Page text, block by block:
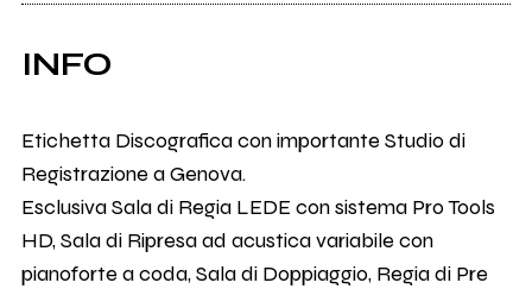
INFO
Etichetta Discografica con importante Studio di
Registrazione a Genova.
Esclusiva Sala di Regia LEDE con sistema Pro Tools
HD, Sala di Ripresa ad acustica variabile con
pianoforte a coda, Sala di Doppiaggio, Regia di Pre